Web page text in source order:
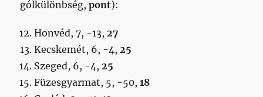
gólkülönbség,pont):
Honvéd, 7, -13,27
Kecskemét, 6, -4,25
Szeged, 6, -4,25
Füzesgyarmat, 5, -50,18